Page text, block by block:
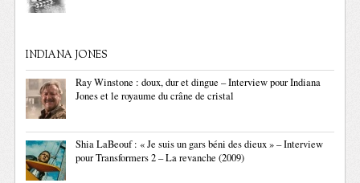
INDIANA JONES
Ray Winstone : doux, dur et dingue – Interview pour Indiana
Jones et le royaume du crâne de cristal
Shia LaBeouf : « Je suis un gars béni des dieux » – Interview
pour Transformers 2 – La revanche (2009)